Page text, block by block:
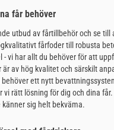
får behöver
utbud av fårtillbehör och se till
fårfoder till robusta
- vi har allt du behöver för att
är av hög kvalitet och särskilt
behöver ett nytt
vi rätt lösning för dig och dina
sig helt bekväma.